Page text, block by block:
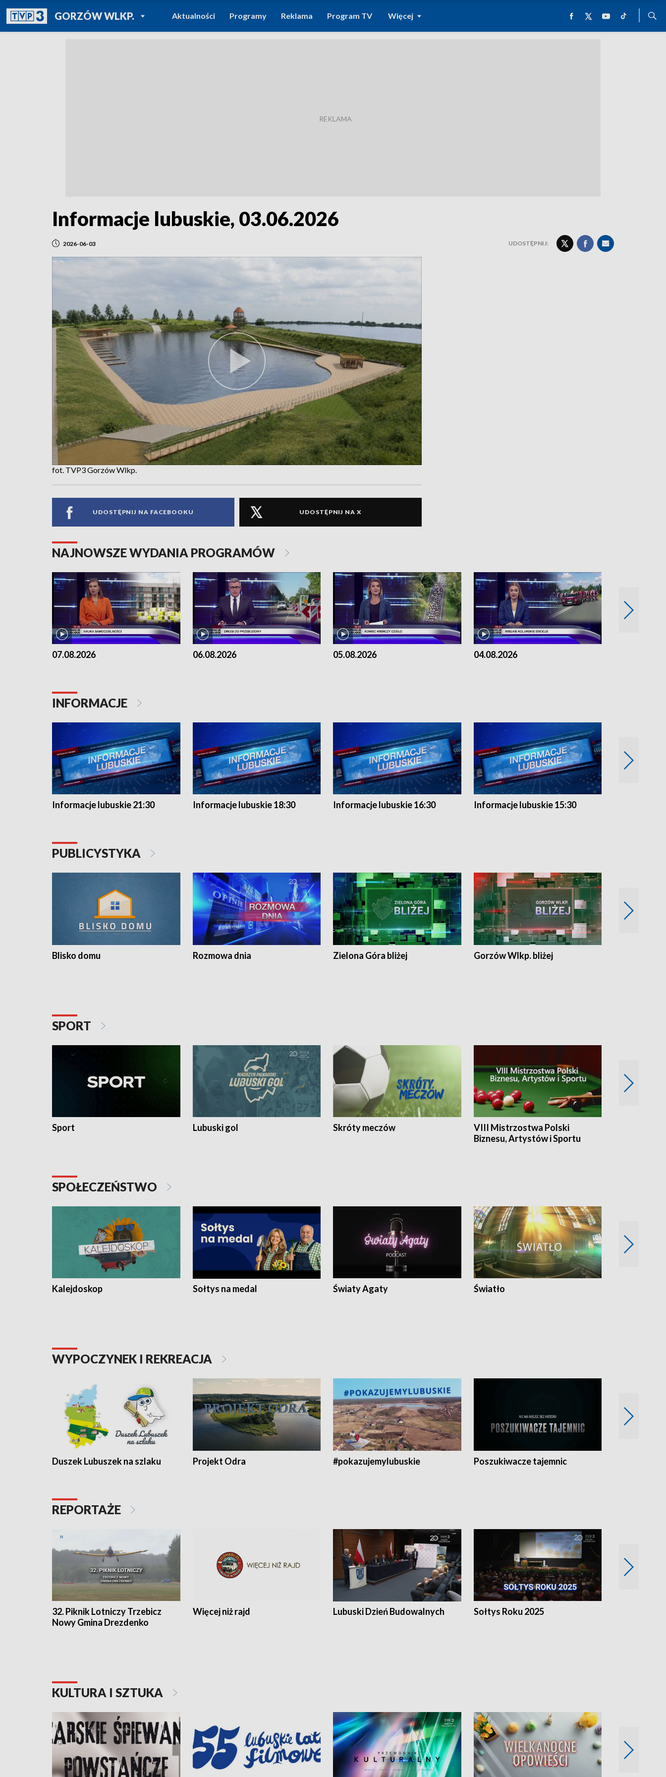
GORZÓW WLKP.POWRÓT DO
TVP REGIONY
Aktualności Programy Reklama Program TV Więcej
Informacje lubuskie, 03.06.2026
2026-06-03 UDOSTĘPNIJ:
fot. TVP3 Gorzów Wlkp.
UDOSTĘPNIJ NA FACEBOOKU UDOSTĘPNIJ NA X
NAJNOWSZE WYDANIA PROGRAMÓW
07.08.2026 06.08.2026 05.08.2026 04.08.2026
INFORMACJE
Informacje lubuskie 21:30 Informacje lubuskie 18:30 Informacje lubuskie 16:30 Informacje lubuskie 15:30
PUBLICYSTYKA
Blisko domu Rozmowa dnia Zielona Góra bliżej Gorzów Wlkp. bliżej
SPORT
Sport Lubuski gol Skróty meczów
VIII Mistrzostwa Polski
Biznesu, Artystów i Sportu
SPOŁECZEŃSTWO
Kalejdoskop Sołtys na medal Światy Agaty Światło
WYPOCZYNEK I REKREACJA
Duszek Lubuszek na szlaku Projekt Odra #pokazujemylubuskie Poszukiwacze tajemnic
REPORTAŻE
32. Piknik Lotniczy Trzebicz
Nowy Gmina Drezdenko
Więcej niż rajd Lubuski Dzień Budowalnych Sołtys Roku 2025
KULTURA I SZTUKA